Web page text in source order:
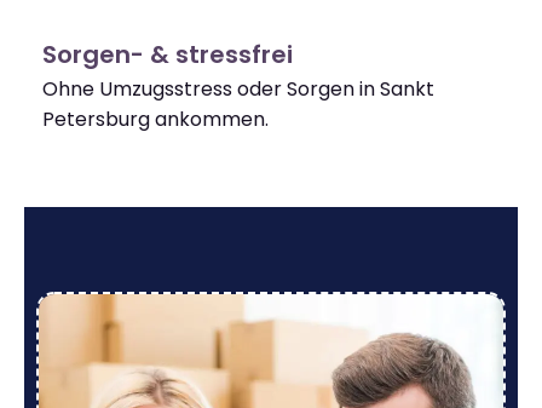
Sorgen- & stressfrei
Ohne Umzugsstress oder Sorgen in Sankt
Petersburg ankommen.